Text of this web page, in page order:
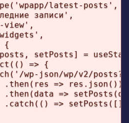
latest-posts', {
записи',
view',
{
setPosts] =
=> {
wp-json/wp/v2/
.then(res => res.json())
.then(data =>
.catch(() =>